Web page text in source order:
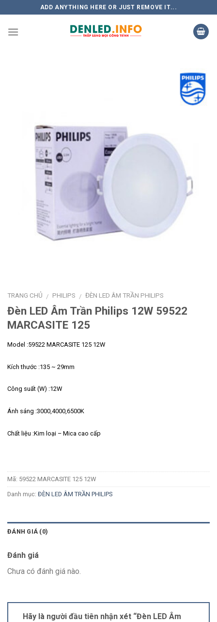
to
content
ADD ANYTHING HERE OR JUST REMOVE IT...
TRANG CHỦ / PHILIPS / ĐÈN LED ÂM TRẦN PHILIPS
Đèn LED Âm Trần Philips 12W 59522
MARCASITE 125
Model :59522 MARCASITE 125 12W
Kích thước :135 ~ 29mm
Công suất (W) :12W
Ánh sáng :3000,4000,6500K
Chất liệu :Kim loại – Mica cao cấp
Mã: 59522 MARCASITE 125 12W
Danh mục: ĐÈN LED ÂM TRẦN PHILIPS
ĐÁNH GIÁ (0)
Đánh giá
Chưa có đánh giá nào.
Hãy là người đầu tiên nhận xét “Đèn LED Âm